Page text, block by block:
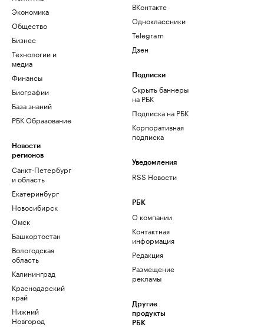
Экономика
Общество
Бизнес
Технологии и
медиа
Финансы
Биографии
База знаний
РБК Образование
Новости
регионов
Санкт-Петербург
и область
Екатеринбург
Новосибирск
Омск
Башкортостан
Вологодская
область
Калининград
Краснодарский
край
Нижний
Новгород
ВКонтакте
Одноклассники
Telegram
Дзен
Подписки
Скрыть баннеры
на РБК
Подписка на РБК
Корпоративная
подписка
Уведомления
RSS Новости
РБК
О компании
Контактная
информация
Редакция
Размещение
рекламы
Другие
продукты
РБК